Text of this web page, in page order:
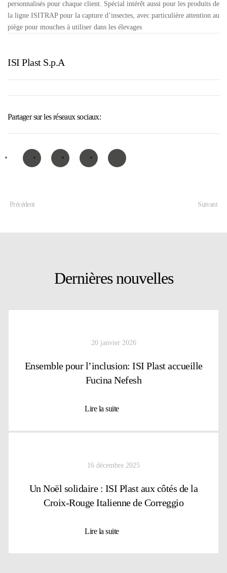
Partager sur les réseaux sociaux:
personnalisés pour chaque client. Spécial intérêt aussi pour les produits de
la ligne ISITRAP pour la capture d’insectes, avec particulière attention au
piège pour mouches à utiliser dans les élevages
ISI Plast S.p.A
Précédent Suivant
Dernières nouvelles
20 janvier 2026
Ensemble pour l’inclusion: ISI Plast accueille
Fucina Nefesh
Lire la suite
16 décembre 2025
Un Noël solidaire : ISI Plast aux côtés de la
Croix-Rouge Italienne de Correggio
Lire la suite